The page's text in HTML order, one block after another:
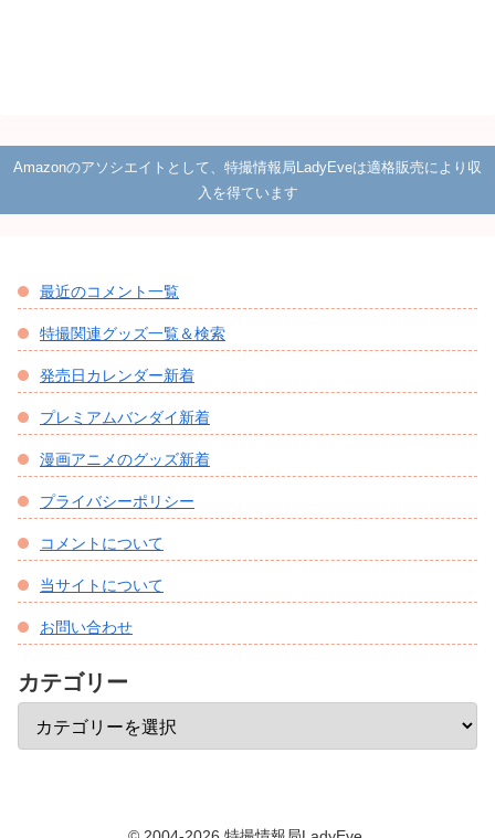
Amazonのアソシエイトとして、特撮情報局LadyEveは適格販売により収
入を得ています
最近のコメント一覧
特撮関連グッズ一覧＆検索
発売日カレンダー新着
プレミアムバンダイ新着
漫画アニメのグッズ新着
プライバシーポリシー
コメントについて
当サイトについて
お問い合わせ
カテゴリー